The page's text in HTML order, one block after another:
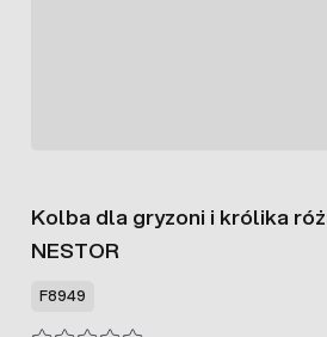
Kolba dla gryzoni i królika
NESTOR
F8949